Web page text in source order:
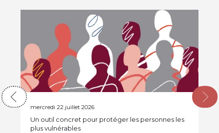
Guides et brochures
mercredi 22 juillet 2026
Un outil concret pour protéger les personnes les
plus vulnérables